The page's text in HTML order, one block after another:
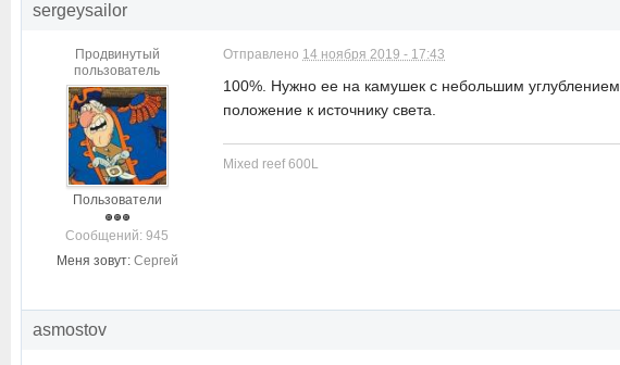
sergeysailor
Продвинутый
пользователь
Пользователи
Cообщений: 945
Меня зовут: Сергей
Отправлено 14 ноября 2019 - 17:43
100%. Нужно ее на камушек с небольшим углублением
положение к источнику света.
Mixed reef 600L
asmostov